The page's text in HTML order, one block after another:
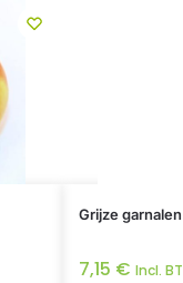
Grijze
7,15 € Incl.